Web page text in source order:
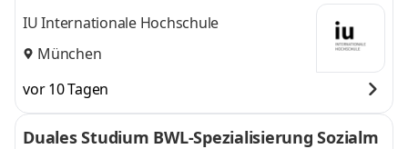
IU Internationale Hochschule
München
vor 10 Tagen
Duales Studium BWL-Spezialisierung Sozialm